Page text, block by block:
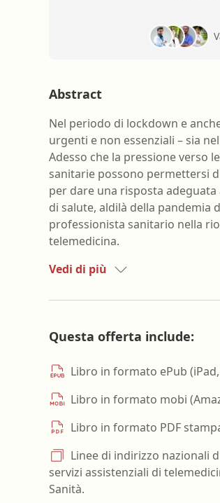
Abstract
Nel periodo di lockdown e
urgenti e non essenziali – sia
Adesso che la pressione verso
sanitarie possono permettersi
per dare una risposta
di salute, aldilà della pandemia
professionista sanitario nella
telemedicina.
Vedi di più
Questa offerta include:
Libro in formato ePub
Libro in formato mobi
Libro in formato PDF
Linee di indirizzo nazionali
servizi assistenziali di
Sanità.